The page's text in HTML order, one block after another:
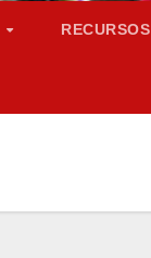
RECURSOS